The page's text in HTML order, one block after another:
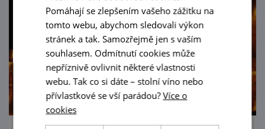
Pomáhají se zlepšením vašeho zážitku na
tomto webu, abychom sledovali výkon
stránek a tak. Samozřejmě jen s vaším
souhlasem. Odmítnutí cookies může
nepříznivě ovlivnit některé vlastnosti
webu. Tak co si dáte – stolní víno nebo
přívlastkové se vší parádou?Více o
cookies